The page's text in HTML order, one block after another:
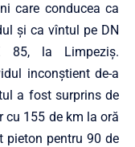
care conducea ca
și ca vîntul pe DN
la Limpeziș.
inconștient de-a
a fost surprins de
cu 155 de km la oră
pieton pentru 90 de